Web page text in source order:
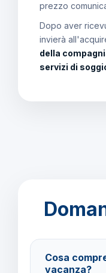
prezzo
Dopo aver
invierà
della
servizi di
Cosa
vacanza?